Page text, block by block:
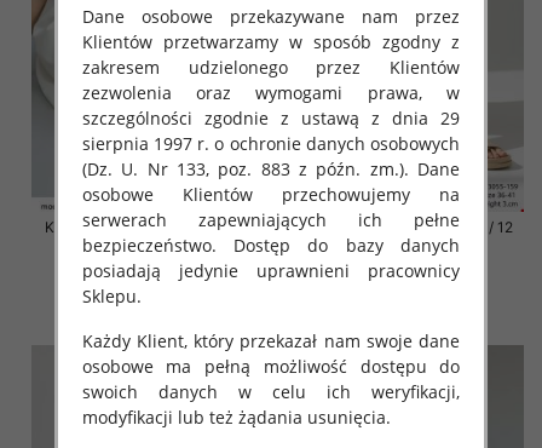
Klapki damskie Roz 36-42 / 12
par
41.00 zł
szczegóły
Klapki damskie Roz 36-42 / 12
par
41.00 zł
Dane osobowe przekazywane nam przez
Klientów przetwarzamy w sposób zgodny z
zakresem udzielonego przez Klientów
zezwolenia oraz wymogami prawa, w
szczególności zgodnie z ustawą z dnia 29
sierpnia 1997 r. o ochronie danych osobowych
(Dz. U. Nr 133, poz. 883 z późn. zm.). Dane
osobowe Klientów przechowujemy na
serwerach zapewniających ich pełne
bezpieczeństwo. Dostęp do bazy danych
posiadają jedynie uprawnieni pracownicy
Sklepu.
Każdy Klient, który przekazał nam swoje dane
osobowe ma pełną możliwość dostępu do
swoich danych w celu ich weryfikacji,
modyfikacji lub też żądania usunięcia.